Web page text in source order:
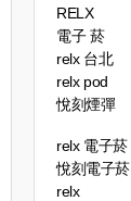
RELX
電子 菸
relx 台北
relx pod
悅刻煙彈
relx 電子菸
悅刻電子菸
relx